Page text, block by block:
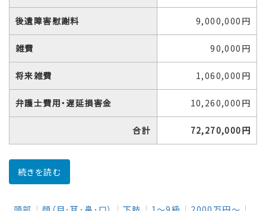
後遺障害慰謝料 9,000,000円
雑費 90,000円
将来雑費 1,060,000円
弁護士費用・遅延損害金 10,260,000円
合計 72,270,000円
続きを読む